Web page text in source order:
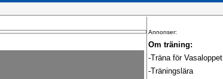
Annonser:
Om träning:
-Träna för Vasaloppet
-Träningslära